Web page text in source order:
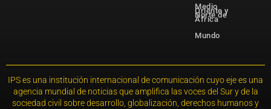
Medio
Oriente y
Norte de
África
Mundo
IPS es una institución internacional de comunicación cuyo eje es una
agencia mundial de noticias que amplifica las voces del Sur y de la
sociedad civil sobre desarrollo, globalización, derechos humanos y